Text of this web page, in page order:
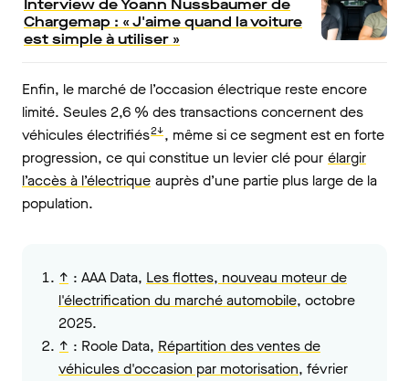
Interview de Yoann Nussbaumer de
Chargemap : « J'aime quand la voiture
est simple à utiliser »
Enfin, le marché de l’occasion électrique reste encore
limité. Seules 2,6 % des transactions concernent des
véhicules électrifiés2↓, même si ce segment est en forte
progression, ce qui constitue un levier clé pour élargir
l’accès à l’électrique auprès d’une partie plus large de la
population.
↑ : AAA Data, Les flottes, nouveau moteur de
l'électrification du marché automobile, octobre
2025.
↑ : Roole Data, Répartition des ventes de
véhicules d'occasion par motorisation, février